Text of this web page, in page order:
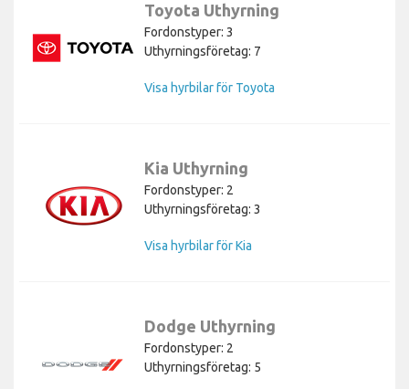
Toyota Uthyrning
Fordonstyper: 3
Uthyrningsföretag: 7
Visa hyrbilar för Toyota
Kia Uthyrning
Fordonstyper: 2
Uthyrningsföretag: 3
Visa hyrbilar för Kia
Dodge Uthyrning
Fordonstyper: 2
Uthyrningsföretag: 5